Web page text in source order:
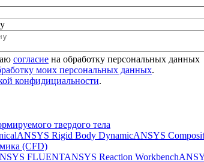
согласие на обработку персональных данных
моих персональных данных.
конфидициальности.
твердого тела
ANSYS Rigid Body DynamicANSYS
(CFD)
FLUENTANSYS Reaction Workbench